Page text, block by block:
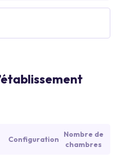
Configuration
Nombre de
chambres